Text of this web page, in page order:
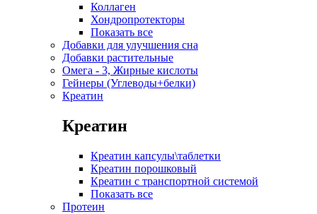
Коллаген
Хондропротекторы
Показать все
Добавки для улучшения сна
Добавки растительные
Омега - 3, Жирные кислоты
Гейнеры (Углеводы+белки)
Креатин
Креатин
Креатин капсулы\таблетки
Креатин порошковый
Креатин с транспортной системой
Показать все
Протеин